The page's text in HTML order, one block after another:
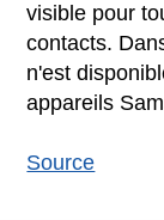
visible pour
contacts.
n'est
appareils
Source